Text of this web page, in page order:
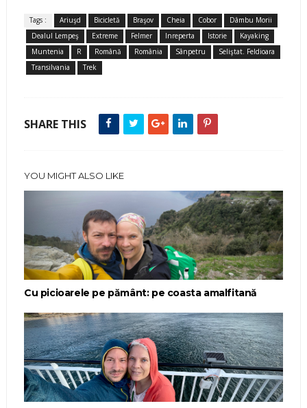
Tags : Ariuşd Bicicletă Braşov Cheia Cobor
Dâmbu Morii
Dealul Lempeş
Extreme Felmer Inreperta Istorie
Kayaking
Muntenia
R Română România Sânpetru
Seliştat. Feldioara
Transilvania
Trek
SHARE THIS
YOU MIGHT ALSO LIKE
Cu picioarele pe pământ: pe coasta amalfitană